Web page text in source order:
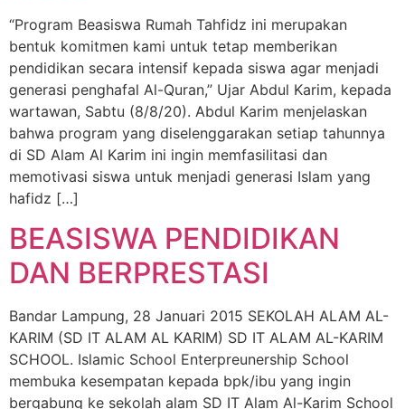
“Program Beasiswa Rumah Tahfidz ini merupakan
bentuk komitmen kami untuk tetap memberikan
pendidikan secara intensif kepada siswa agar menjadi
generasi penghafal Al-Quran,” Ujar Abdul Karim, kepada
wartawan, Sabtu (8/8/20). Abdul Karim menjelaskan
bahwa program yang diselenggarakan setiap tahunnya
di SD Alam Al Karim ini ingin memfasilitasi dan
memotivasi siswa untuk menjadi generasi Islam yang
hafidz […]
BEASISWA PENDIDIKAN
DAN BERPRESTASI
Bandar Lampung, 28 Januari 2015 SEKOLAH ALAM AL-
KARIM (SD IT ALAM AL KARIM) SD IT ALAM AL-KARIM
SCHOOL. Islamic School Enterpreunership School
membuka kesempatan kepada bpk/ibu yang ingin
bergabung ke sekolah alam SD IT Alam Al-Karim School